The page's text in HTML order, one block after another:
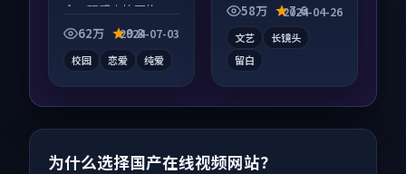
全，观感爽快不拖
沓。62万 9.8
2024-07-03
校园 恋爱 纯爱
并行，细节值得二刷
58万 7.6
2024-04-26
文艺
长镜头
留白
为什么选择国产在线视频网站？